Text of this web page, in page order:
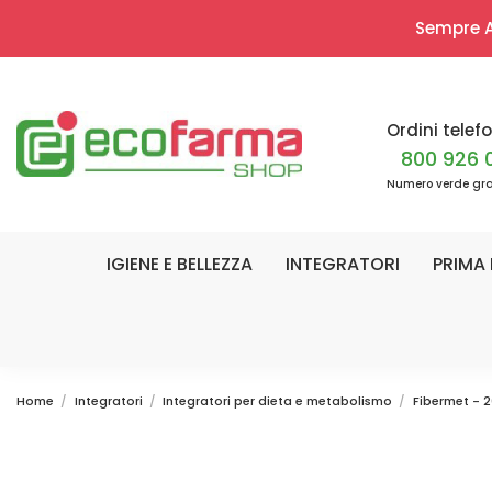
Sempre
Ordini
800 926
Numero verde
IGIENE E BELLEZZA INTEGRATORI PRIMA
Home Integratori Integratori per dieta e metabolismo Fibermet -